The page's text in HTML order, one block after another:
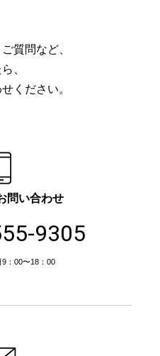
質問など、
、
ください。
問い合わせ
9305
：00〜18：00